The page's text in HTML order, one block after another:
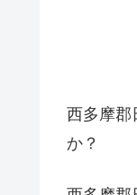
西多摩郡
か？